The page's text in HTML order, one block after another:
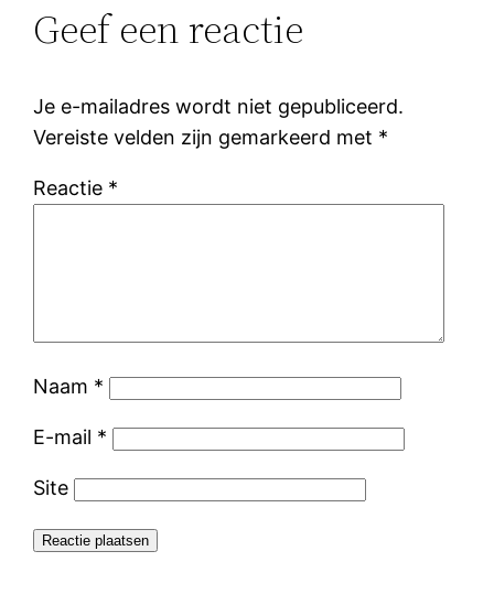
Geef een reactie
Je e-mailadres wordt niet gepubliceerd.
Vereiste velden zijn gemarkeerd met *
Reactie *
Naam *
E-mail *
Site